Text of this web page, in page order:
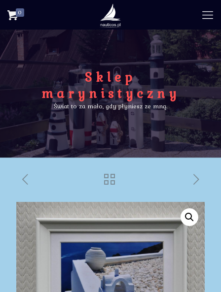
0
Sklep
marynistyczny
Świat to za mało, gdy płyniesz ze mną.